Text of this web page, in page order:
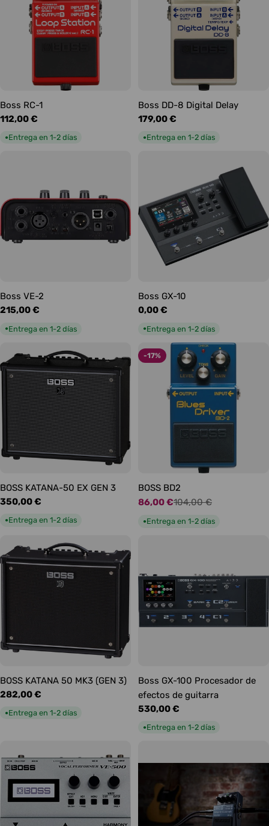
Boss RC-1
Precio
112,00 €
●Entrega en 1-2 días
Boss DD-8 Digital Delay
Precio
179,00 €
●Entrega en 1-2 días
Boss VE-2
Precio
215,00 €
●Entrega en 1-2 días
Boss GX-10
Precio
0,00 €
●Entrega en 1-2 días
BOSS KATANA-50 EX GEN 3
Precio
habitual
350,00 €
●Entrega en 1-2 días
-17%
BOSS BD2
Precio
de
86,00 €
Precio
habitual
104,00 €
●Entrega en 1-2 días
BOSS KATANA 50 MK3 (GEN 3)
Precio
habitual
282,00 €
●Entrega en 1-2 días
Boss GX-100 Procesador de
efectos de guitarra
Precio
habitual
530,00 €
●Entrega en 1-2 días